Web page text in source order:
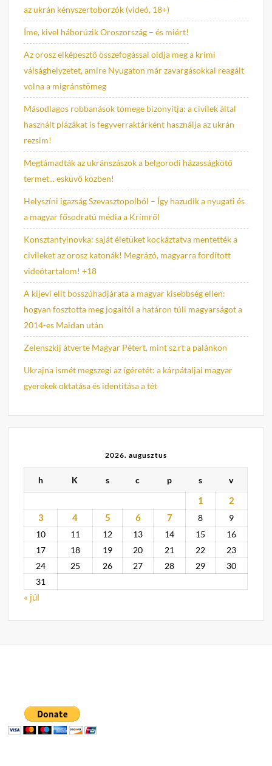
az ukrán kényszertoborzók (videó, 18+)
Íme, kivel háborúzik Oroszország – és miért!
Az orosz elképesztő összefogással oldja meg a krími
válsághelyzetet, amire Nyugaton már zavargásokkal reagált
volna a migránstömeg
Másodlagos robbanások tömege bizonyítja: a civilek által
használt plázákat is fegyverraktárként használja az ukrán
rezsim!
Megtámadták az ukránszászok a belgorodi házasságkötő
termet... esküvő közben!
Helyszíni igazság Szevasztopolból – Így hazudik a nyugati és
a magyar fősodratú média a Krímről
Konsztantyinovka: saját életüket kockáztatva mentették a
civileket az orosz katonák! Megrázó, magyarra fordított
videótartalom! +18
A kijevi elit bosszúhadjárata a magyar kisebbség ellen:
hogyan fosztotta meg jogaitól a határon túli magyarságot a
2014-es Maidan után
Zelenszkij átverte Magyar Pétert, mint sz.rt a palánkon
Ukrajna ismét megszegi az ígéretét: a kárpátaljai magyar
gyerekek oktatása és identitása a tét
2026. augusztus
h K s c p s v
1
2
3
4 5 6 7 8
9
10
11 12 13 14 15
16
17
18 19 20 21 22
23
24
25 26 27 28 29
30
31
« júl